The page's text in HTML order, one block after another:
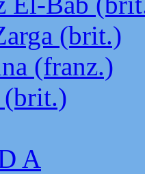
(brit.)
(franz.)
A